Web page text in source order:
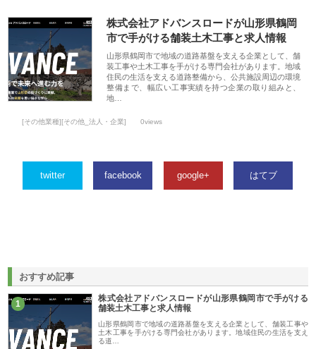
株式会社アドバンスロードが山形県鶴岡
市で手がける舗装土木工事と求人情報
山形県鶴岡市で地域の道路基盤を支える企業として、舗
装工事や土木工事を手がける専門会社があります。地域
住民の生活を支える道路整備から、公共施設周辺の環境
整備まで、幅広い工事実績を持つ企業の取り組みと、
地…
[その他業種][その他_法人・企業] 0views
twitter facebook google+ はてブ
おすすめ記事
1
株式会社アドバンスロードが山形県鶴岡市で手がける
舗装土木工事と求人情報
山形県鶴岡市で地域の道路基盤を支える企業として、舗装工事や
土木工事を手がける専門会社があります。地域住民の生活を支え
る道…